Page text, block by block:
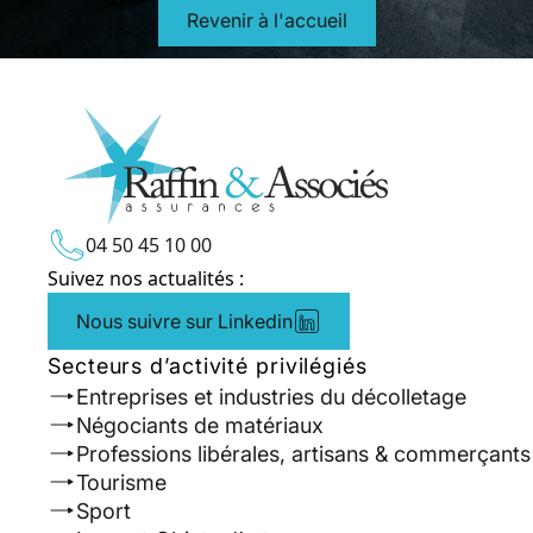
Revenir à l'accueil
04 50 45 10 00
Suivez nos actualités :
Nous suivre sur Linkedin
Secteurs d’activité privilégiés
Entreprises et industries du décolletage
Négociants de matériaux
Professions libérales, artisans & commerçants
Tourisme
Sport